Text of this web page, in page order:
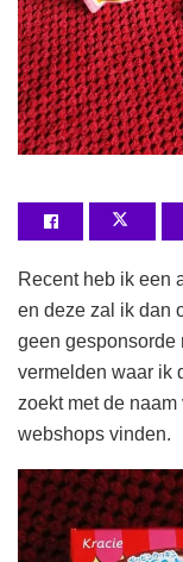
Recent heb ik een
en deze zal ik dan
geen gesponsorde
vermelden waar ik
zoekt met de
webshops vinden.